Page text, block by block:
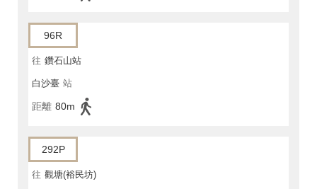
96R
往 鑽石山站
白沙臺 站
距離 80m
292P
往 觀塘(裕民坊)